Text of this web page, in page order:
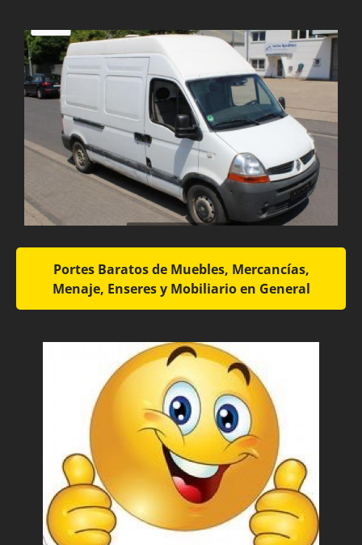
Portes Baratos de Muebles, Mercancías,
Menaje, Enseres y Mobiliario en General